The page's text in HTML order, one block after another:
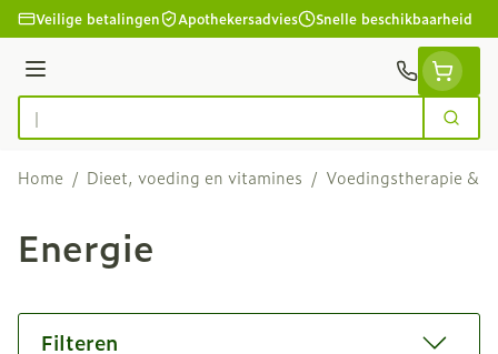
Ga naar de inhoud
Veilige betalingen Apothekersadvies Snelle beschikbaarheid
Menu
Product, merk, categorie...
Zoek
Home / Dieet, voeding en vitamines / Voedingstherapie &
Energie
Filteren